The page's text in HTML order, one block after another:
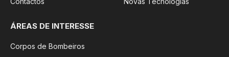
ÁREAS DE INTERESSE
Corpos de Bombeiros